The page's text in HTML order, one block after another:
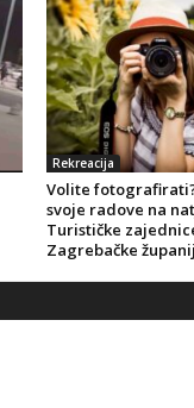
Rekreacija
Volite
svoje radove na
Turističke
Zagrebačke